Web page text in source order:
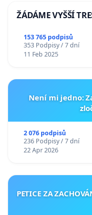
ŽÁDÁME VYŠŠÍ
153 765 podpisů
353 Podpisy / 7 dní
11 Feb 2025
Není mi jedno:
2 076 podpisů
236 Podpisy / 7 dní
22 Apr 2026
PETICE ZA